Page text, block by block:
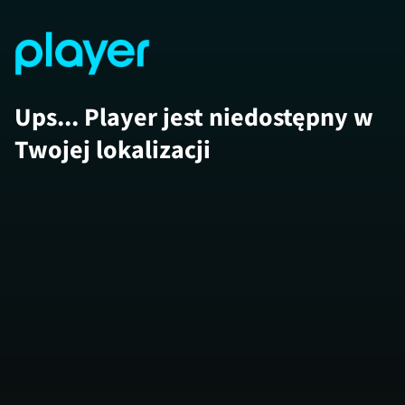
Ups... Player jest niedostępny w
Twojej lokalizacji